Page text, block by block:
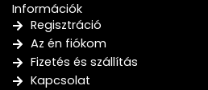
Információk
Regisztráció
Az én fiókom
Fizetés és szállítás
Kapcsolat